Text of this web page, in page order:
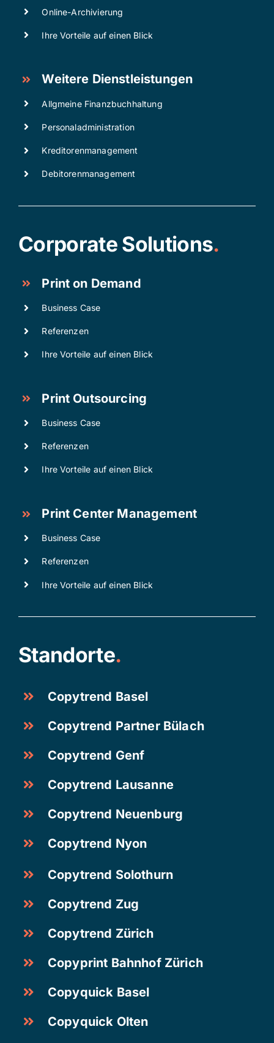
Online-Archivierung
Ihre Vorteile auf einen Blick
Weitere Dienstleistungen
Allgmeine Finanzbuchhaltung
Personaladministration
Kreditorenmanagement
Debitorenmanagement
Corporate Solutions.
Print on Demand
Business Case
Referenzen
Ihre Vorteile auf einen Blick
Print Outsourcing
Business Case
Referenzen
Ihre Vorteile auf einen Blick
Print Center Management
Business Case
Referenzen
Ihre Vorteile auf einen Blick
Standorte.
Copytrend Basel
Copytrend Partner Bülach
Copytrend Genf
Copytrend Lausanne
Copytrend Neuenburg
Copytrend Nyon
Copytrend Solothurn
Copytrend Zug
Copytrend Zürich
Copyprint Bahnhof Zürich
Copyquick Basel
Copyquick Olten